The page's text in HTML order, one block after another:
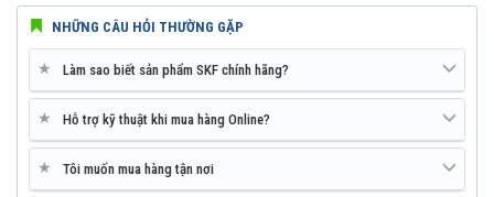
NHỮNG CÂU HỎI THƯỜNG GẶP
★ Làm sao biết sản phẩm SKF chính hãng?
★ Hỗ trợ kỹ thuật khi mua hàng Online?
★ Tôi muốn mua hàng tận nơi